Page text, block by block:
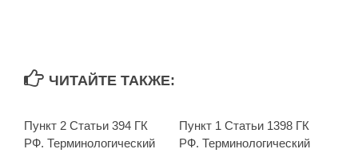
ЧИТАЙТЕ ТАКЖЕ:
Пункт 2 Статьи 394 ГК
РФ. Терминологический
Пункт 1 Статьи 1398 ГК
РФ. Терминологический